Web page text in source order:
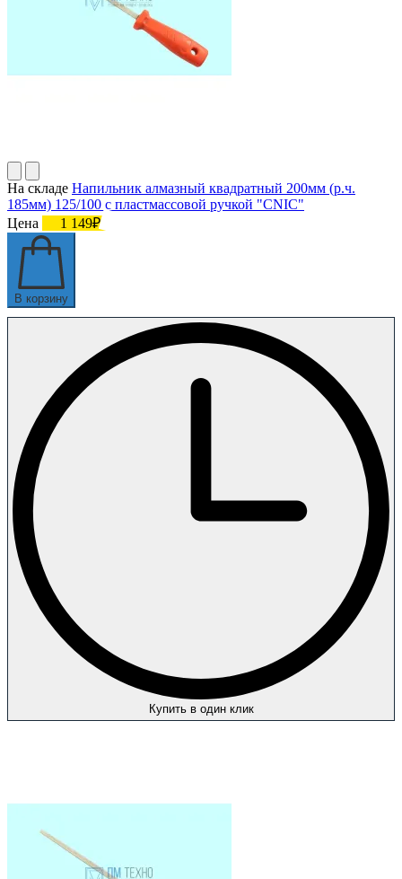
На складе Напильник алмазный квадратный 200мм (р.ч.
185мм) 125/100 с пластмассовой ручкой "CNIC"
Цена
1 149₽
В корзину
Купить в один клик